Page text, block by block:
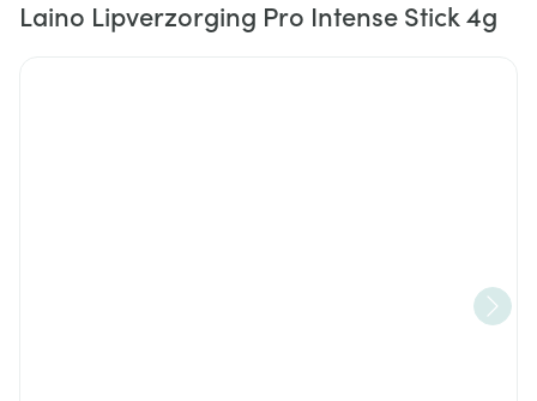
Laino Lipverzorging Pro Intense Stick 4g